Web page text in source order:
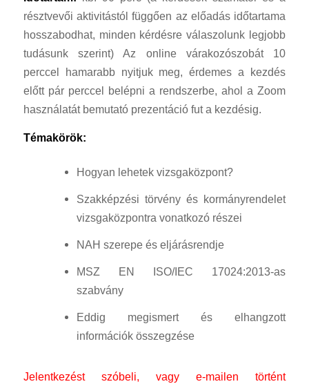
résztvevői aktivitástól függően az előadás időtartama
hosszabodhat, minden kérdésre válaszolunk legjobb
tudásunk szerint) Az online várakozószobát 10
perccel hamarabb nyitjuk meg, érdemes a kezdés
előtt pár perccel belépni a rendszerbe, ahol a Zoom
használatát bemutató prezentáció fut a kezdésig.
Témakörök:
Hogyan lehetek vizsgaközpont?
Szakképzési törvény és kormányrendelet
vizsgaközpontra vonatkozó részei
NAH szerepe és eljárásrendje
MSZ EN ISO/IEC 17024:2013-as
szabvány
Eddig megismert és elhangzott
információk összegzése
Jelentkezést szóbeli, vagy e-mailen történt